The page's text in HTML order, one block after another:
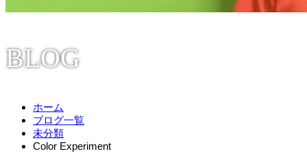
BLOG
ホーム
ブログ一覧
未分類
Color Experiment